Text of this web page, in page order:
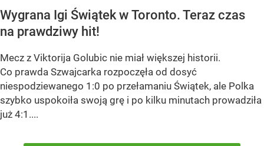
Wygrana Igi Świątek w Toronto. Teraz czas
na prawdziwy hit!
Mecz z Viktorija Golubic nie miał większej historii.
Co prawda Szwajcarka rozpoczęła od dosyć
niespodziewanego 1:0 po przełamaniu Świątek, ale Polka
szybko uspokoiła swoją grę i po kilku minutach prowadziła
już 4:1....